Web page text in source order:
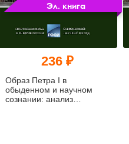
Эл. книга
236 ₽
Образ Петра I в
обыденном и научном
сознании: анализ